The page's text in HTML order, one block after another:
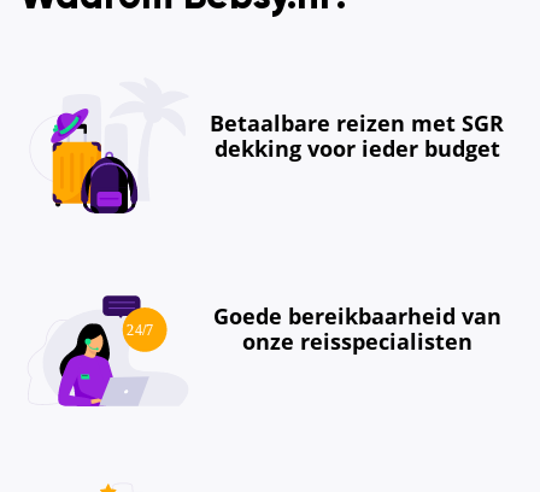
Betaalbare reizen met SGR
dekking voor ieder budget
Goede bereikbaarheid van
onze reisspecialisten